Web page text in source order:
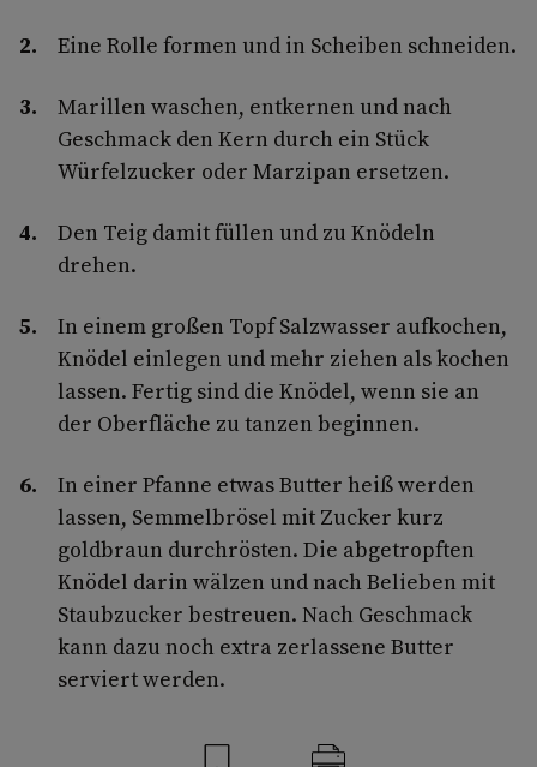
Eine Rolle formen und in Scheiben schneiden.
Marillen waschen, entkernen und nach
Geschmack den Kern durch ein Stück
Würfelzucker oder Marzipan ersetzen.
Den Teig damit füllen und zu Knödeln
drehen.
In einem großen Topf Salzwasser aufkochen,
Knödel einlegen und mehr ziehen als kochen
lassen. Fertig sind die Knödel, wenn sie an
der Oberfläche zu tanzen beginnen.
In einer Pfanne etwas Butter heiß werden
lassen, Semmelbrösel mit Zucker kurz
goldbraun durchrösten. Die abgetropften
Knödel darin wälzen und nach Belieben mit
Staubzucker bestreuen. Nach Geschmack
kann dazu noch extra zerlassene Butter
serviert werden.